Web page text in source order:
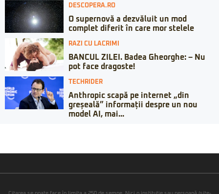
DESCOPERA.RO
O supernovă a dezvăluit un mod
complet diferit în care mor stelele
RAZI CU LACRIMI
BANCUL ZILEI. Badea Gheorghe: – Nu
pot face dragoste!
TECHRIDER
Anthropic scapă pe internet „din
greșeală” informații despre un nou
model AI, mai...